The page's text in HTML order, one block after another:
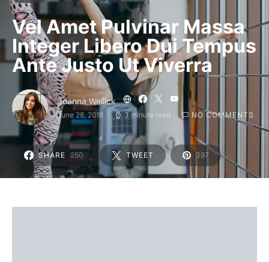
Vel Amet Pulvinar Massa
Integer Libero Dui Tempus
Ante Justo Ut Viverra
Joanna Wellick
June 28, 2018 3 minute read NO COMMENTS
SHARE 250 TWEET 397